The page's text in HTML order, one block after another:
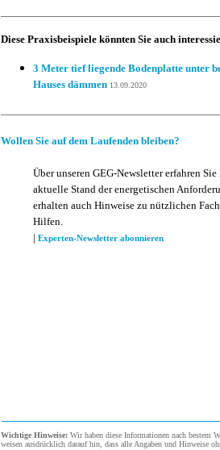
Diese Praxisbeispiele könnten Sie auch
3 Meter tief liegende Bodenplatte unter
Hauses dämmen 13.09.2020
Wollen Sie auf dem Laufenden bleiben?
Über unseren GEG-Newsletter erfahren
aktuelle Stand der energetischen
erhalten auch Hinweise zu nützlichen
Hilfen.
| Experten-Newsletter abonnieren
Wichtige Hinweise: Wir haben diese Informationen nach bestem
weisen ausdrücklich darauf hin, dass alle Angaben und Hinweise